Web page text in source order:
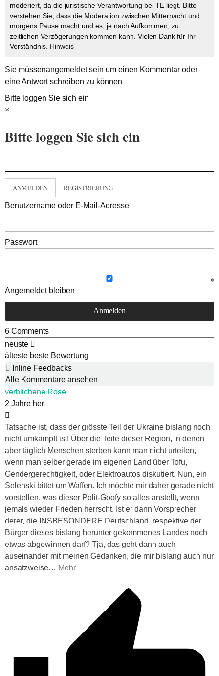
moderiert, da die juristische Verantwortung bei TE liegt. Bitte
verstehen Sie, dass die Moderation zwischen Mitternacht und
morgens Pause macht und es, je nach Aufkommen, zu
zeitlichen Verzögerungen kommen kann. Vielen Dank für Ihr
Verständnis. Hinweis
Sie müssenangemeldetsein um einen Kommentar oder
eine Antwort schreiben zu können
Bitte loggen Sie sich ein
×
Bitte loggen Sie sich ein
ANMELDEN REGISTRIERUNG
Benutzername oder E-Mail-Adresse
Passwort
Angemeldet bleiben
6 Comments
neuste
älteste beste Bewertung
Inline Feedbacks
Alle Kommentare ansehen
verblichene Rose
2 Jahre her
Tatsache ist, dass der grösste Teil der Ukraine bislang noch
nicht umkämpft ist! Über die Teile dieser Region, in denen
aber täglich Menschen sterben kann man nicht urteilen,
wenn man selber gerade im eigenen Land über Tofu,
Gendergerechtigkeit, oder Elektroautos diskutiert. Nun, ein
Selenski bittet um Waffen. Ich möchte mir daher gerade nicht
vorstellen, was dieser Polit-Goofy so alles anstellt, wenn
jemals wieder Frieden herrscht. Ist er dann Vorsprecher
derer, die INSBESONDERE Deutschland, respektive der
Bürger dieses bislang herunter gekommenes Landes noch
etwas abgewinnen darf? Tja, das geht dann auch
auseinander mit meinen Gedanken, die mir bislang auch nur
ansatzweise… Mehr